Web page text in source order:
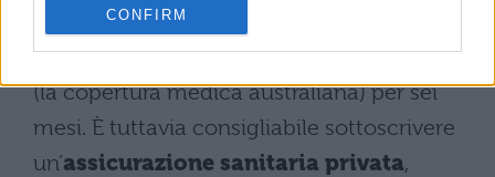
CONFIRM
con il Working Holiday Visa
automaticamente coperti da Medicare
(la copertura medica australiana) per sei
mesi. È tuttavia consigliabile sottoscrivere
un’assicurazione sanitaria privata,